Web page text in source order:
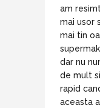
am
mai usor
mai tin
dar nu
de mult
rapid
aceasta